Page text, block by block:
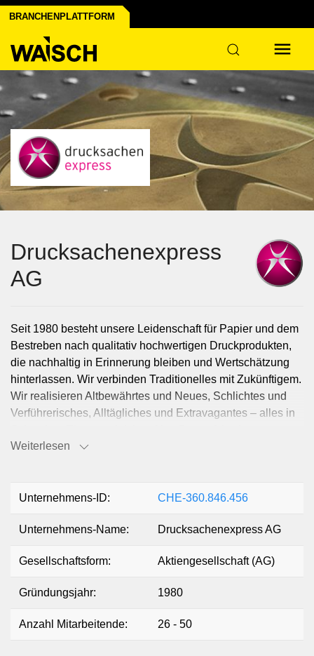
BRANCHENPLATTFORM
Drucksachenexpress
AG
Seit 1980 besteht unsere Leidenschaft für Papier und dem
Bestreben nach qualitativ hochwertigen Druckprodukten,
die nachhaltig in Erinnerung bleiben und Wertschätzung
hinterlassen. Wir verbinden Traditionelles mit Zukünftigem.
Wir realisieren Altbewährtes und Neues, Schlichtes und
Verführerisches, Alltägliches und Extravagantes – alles in
Druckerei bieten wir Ihnen umfassende Leistungen für
Weiterlesen
Unternehmens-ID: CHE-360.846.456
Unternehmens-Name: Drucksachenexpress AG
Gesellschaftsform: Aktiengesellschaft (AG)
Gründungsjahr: 1980
Anzahl Mitarbeitende: 26 - 50